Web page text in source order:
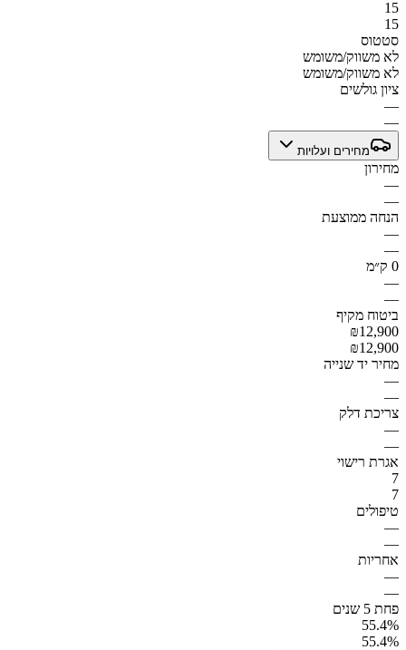
15
15
סטטוס
לא משווק/משומש
לא משווק/משומש
ציון גולשים
—
—
מחירים ועלויות
מחירון
—
—
הנחה ממוצעת
—
—
0 ק״מ
—
—
ביטוח מקיף
₪12,900
₪12,900
מחיר יד שנייה
—
—
צריכת דלק
—
—
אגרת רישוי
7
7
טיפולים
—
—
אחריות
—
—
פחת 5 שנים
55.4%
55.4%